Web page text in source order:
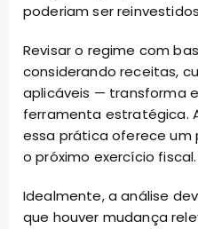
poderiam ser
Revisar o regime com
considerando receitas,
aplicáveis — transforma
ferramenta estratégica.
essa prática oferece um
o próximo exercício fiscal.
Idealmente, a análise
que houver mudança